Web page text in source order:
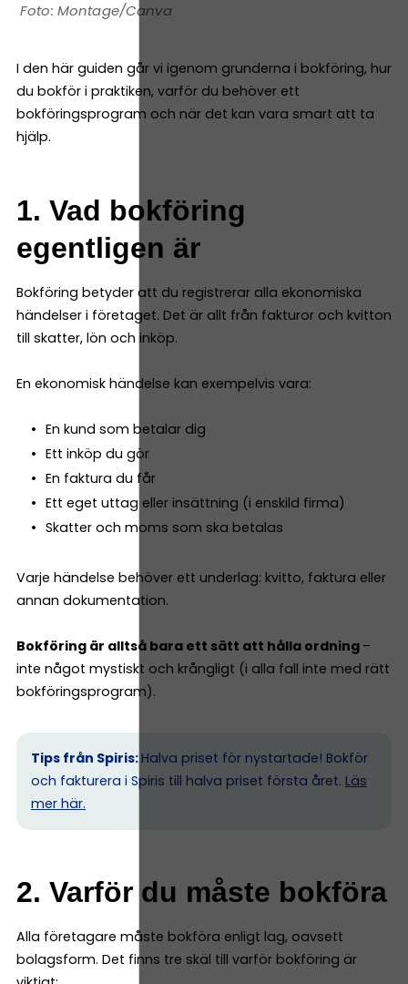
Montage/Canva
I den här guiden går vi igenom grunderna i bokföring, hur
du bokför i praktiken, varför du behöver ett
bokföringsprogram och när det kan vara smart att ta
hjälp.
1. Vad bokföring
egentligen är
Bokföring betyder att du registrerar alla ekonomiska
händelser i företaget. Det är allt från fakturor och kvitton
till skatter, lön och inköp.
En ekonomisk händelse kan exempelvis vara:
En kund som betalar dig
Ett inköp du gör
En faktura du får
Ett eget uttag eller insättning (i enskild firma)
Skatter och moms som ska betalas
Varje händelse behöver ett underlag: kvitto, faktura eller
annan dokumentation.
Bokföring är alltså bara ett sätt att hålla ordning –
inte något mystiskt och krångligt (i alla fall inte med rätt
bokföringsprogram).
Tips från Spiris: Halva priset för nystartade! Bokför
och fakturera i Spiris till halva priset första året. Läs
mer här.
2. Varför du måste bokföra
Alla företagare måste bokföra enligt lag, oavsett
bolagsform. Det finns tre skäl till varför bokföring är